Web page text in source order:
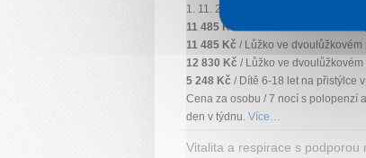
1. 11. 2026 - 1. 12. 2026
11 485 Kč
11 485 Kč / Lůžko ve
12 830 Kč / Lůžko ve
5 248 Kč / Dítě 6-18 let na přistýlce
Cena za osobu / 7 nocí s polopenzí
den v týdnu. Více…
Vitalita a respirace s podporou